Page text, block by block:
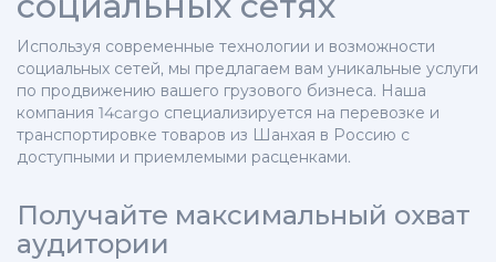
Используя современные технологии и возможности
социальных сетей, мы предлагаем вам уникальные услуги
по продвижению вашего грузового бизнеса. Наша
компания 14cargo специализируется на перевозке и
транспортировке товаров из Шанхая в Россию с
доступными и приемлемыми расценками.
Получайте максимальный охват
аудитории